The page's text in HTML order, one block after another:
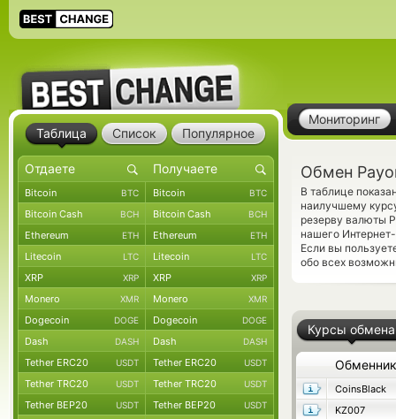
Мониторинг
Обмен
В таблице
наилучшему
резерву валюты
нашего
Если вы
обо всех
Курсы обмена
Обменник
CoinsBlack
KZ007
Таблица Список Популярное
Bitcoin BTC Bitcoin BTC
Bitcoin Cash BCH Bitcoin Cash BCH
Ethereum ETH Ethereum ETH
Litecoin LTC Litecoin LTC
XRP XRP XRP XRP
Monero XMR Monero XMR
Dogecoin DOGE Dogecoin DOGE
Dash DASH Dash DASH
Tether ERC20 USDT Tether ERC20 USDT
Tether TRC20 USDT Tether TRC20 USDT
Tether BEP20 USDT Tether BEP20 USDT